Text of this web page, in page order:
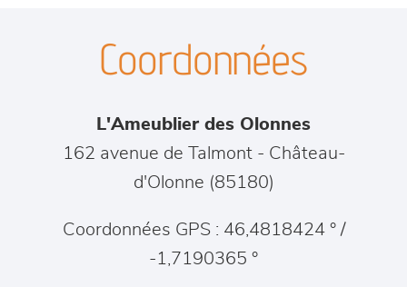
chambres et dressing
décoration
Coordonnées
L'Ameublier des Olonnes
162 avenue de Talmont - Château-
d'Olonne (85180)
Coordonnées GPS : 46,4818424 ° /
-1,7190365 °